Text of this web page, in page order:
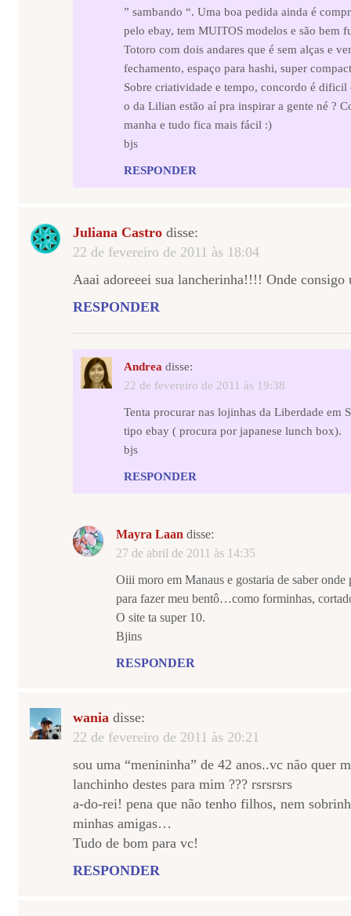
” sambando “. Uma boa pedida ainda é
pelo ebay, tem MUITOS modelos e são bem
Totoro com dois andares que é sem alças e
fechamento, espaço para hashi, super
Sobre criatividade e tempo, concordo é
o da Lilian estão aí pra inspirar a gente né ?
manha e tudo fica mais fácil :)
bjs
RESPONDER
Juliana Castro disse:
22 de fevereiro de 2011 às 18:04
Aaai adoreeei sua lancherinha!!!! Onde consigo
RESPONDER
Andrea disse:
22 de fevereiro de 2011 às 19:38
Tenta procurar nas lojinhas da Liberdade em
tipo ebay ( procura por japanese lunch box).
bjs
RESPONDER
Mayra Laan disse:
27 de abril de 2011 às 14:35
Oiii moro em Manaus e gostaria de saber onde
para fazer meu bentô…como forminhas,
O site ta super 10.
Bjins
RESPONDER
wania disse:
22 de fevereiro de 2011 às 20:21
sou uma “menininha” de 42 anos..vc não quer
lanchinho destes para mim ??? rsrsrsrs
a-do-rei! pena que não tenho filhos, nem
minhas amigas…
Tudo de bom para vc!
RESPONDER